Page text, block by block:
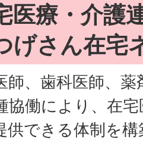
医療・介護
げさん在宅
師、歯科医師、
協働により、在
供できる体制を